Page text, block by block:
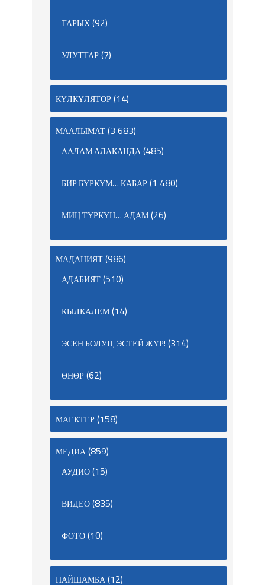
ТАРЫХ(92)
УЛУТТАР(7)
КҮЛКҮЛЯТОР(14)
МААЛЫМАТ(3 683)
ААЛАМ АЛАКАНДА(485)
БИР БҮРКҮМ… КАБАР(1 480)
МИҢ ТҮРКҮН… АДАМ(26)
МАДАНИЯТ(986)
АДАБИЯТ(510)
КЫЛКАЛЕМ(14)
ЭСЕН БОЛУП, ЭСТЕЙ ЖҮР! (314)
ӨНӨР(62)
МАЕКТЕР(158)
МЕДИА(859)
АУДИО(15)
ВИДЕО(835)
ФОТО(10)
ПАЙШАМБА(12)